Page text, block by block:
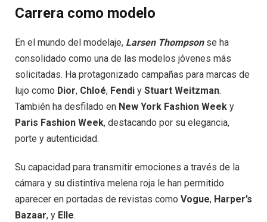
Carrera como modelo
En el mundo del modelaje, Larsen Thompsonse ha
consolidado como una de las modelos jóvenes más
solicitadas. Ha protagonizado campañas para marcas de
lujo como Dior, Chloé, Fendi y Stuart Weitzman.
También ha desfilado en New York Fashion Week y
Paris Fashion Week, destacando por su elegancia,
porte y autenticidad.
Su capacidad para transmitir emociones a través de la
cámara y su distintiva melena roja le han permitido
aparecer en portadas de revistas como Vogue, Harper’s
Bazaar, y Elle.